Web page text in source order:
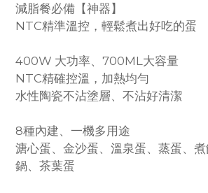
減脂餐必備【神器】
NTC精準溫控，輕鬆煮出好吃的蛋
400W 大功率、700ML大容量
NTC精確控溫，加熱均勻
水性陶瓷不沾塗層、不沾好清潔
8種內建、一機多用途
溏心蛋、金沙蛋、溫泉蛋、蒸蛋、
鍋、茶葉蛋